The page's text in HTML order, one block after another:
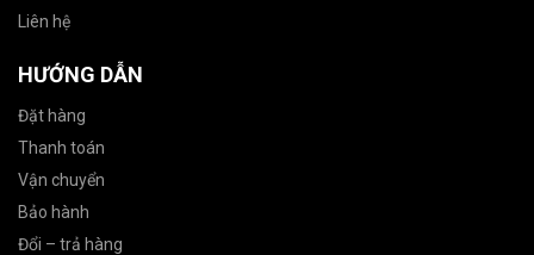
Liên hệ
HƯỚNG DẪN
Đặt hàng
Thanh toán
Vận chuyển
Bảo hành
Đổi – trả hàng